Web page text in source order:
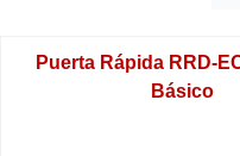
Puerta Rápida RRD-
Básico